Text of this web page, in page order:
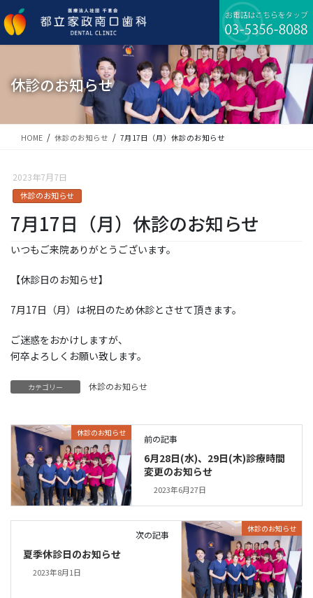
ン
テ
ビ
ゲ
移
休診のお知らせ
HOME 休診のお知らせ 7月17日（月）休診のお知らせ
2023年7月7日
休診のお知らせ
7月17日（月）休診のお知らせ
いつもご来院ありがとうございます。
【休診日のお知らせ】
7月17日（月）は祝日のため休診とさせて頂きます。
ご迷惑をおかけしますが、
何卒よろしくお願い致します。
カテゴリー 休診のお知らせ
休診のお知らせ
前の記事
6月28日(水)、29日(木)診療時間
変更のお知らせ
2023年6月27日
休診のお知らせ
次の記事
夏季休診日のお知らせ
2023年8月1日